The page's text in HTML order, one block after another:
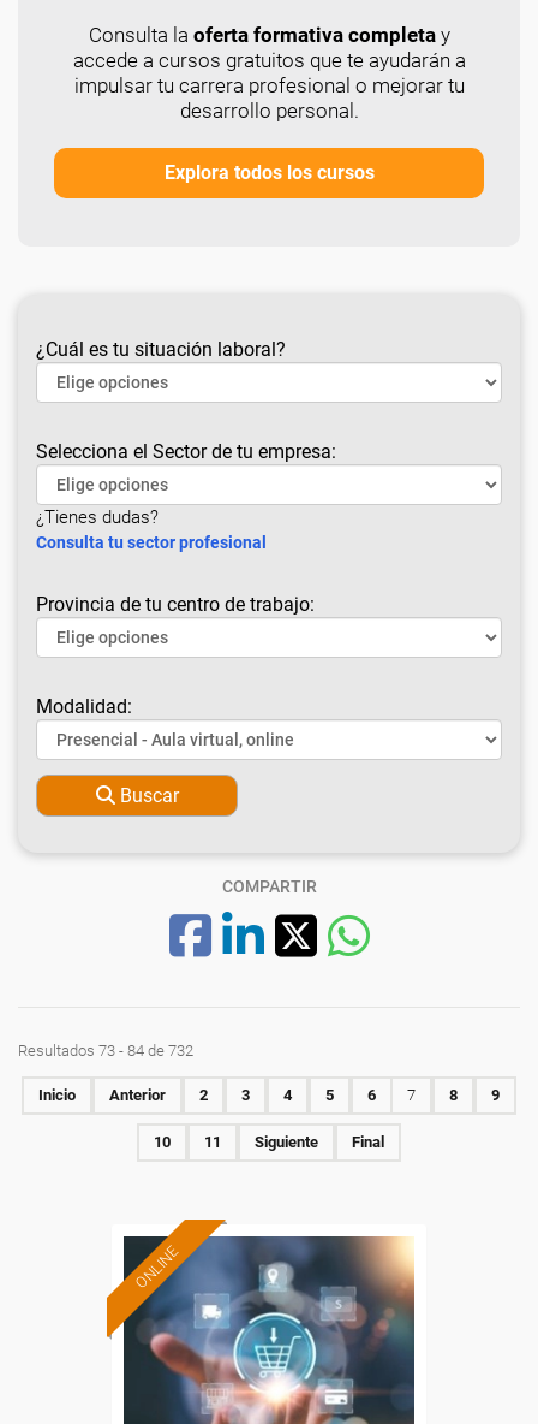
Consulta la oferta formativa completay
accede a cursos gratuitos que te ayudarán a
impulsar tu carrera profesional o mejorar tu
desarrollo personal.
Explora todos los cursos
¿Cuál es tu situación laboral?
Selecciona el Sector de tu empresa:
¿Tienes dudas?
Consulta tu sector profesional
Provincia de tu centro de trabajo:
Modalidad:
Buscar
COMPARTIR
Resultados 73 - 84 de 732
Inicio Anterior 2 3 4 5 6 7 8 9
10 11 Siguiente Final
ONLINE
Formación 100%
subvencionada.
Para desempleados,
trabajadores y autónomos.